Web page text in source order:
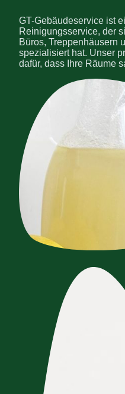
GT-Gebäudeservice ist
Reinigungsservice, der
Büros, Treppenhäusern
spezialisiert hat. Unser
dafür, dass Ihre Räume